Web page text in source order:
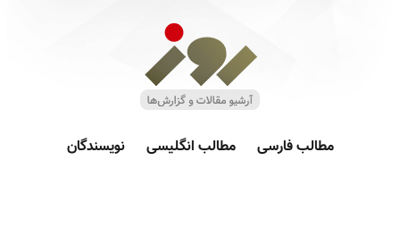
مطالب فارسی مطالب انگلیسی نویسندگان